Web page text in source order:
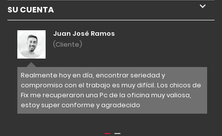
SU CUENTA 
Juan José Ramos
(Cliente)
Realmente hoy en día, encontrar seriedad y
compromiso con el trabajo es muy difícil. Los chicos de
Fix me recuperaron una Pc de la oficina muy valiosa,
estoy super conforme y agradecido